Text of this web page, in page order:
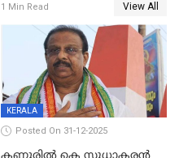
1 Min Read View All
KERALA
Posted On 31-12-2025